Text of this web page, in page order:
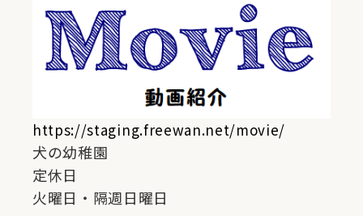
https://staging.freewan.net/movie/
犬の幼稚園
定休日
火曜日・隔週日曜日